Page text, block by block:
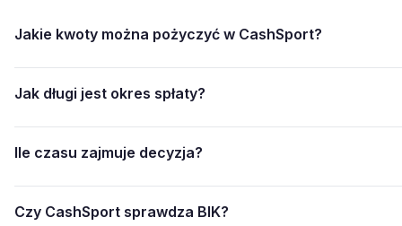
Jakie kwoty można pożyczyć w CashSport?
Jak długi jest okres spłaty?
Ile czasu zajmuje decyzja?
Czy CashSport sprawdza BIK?